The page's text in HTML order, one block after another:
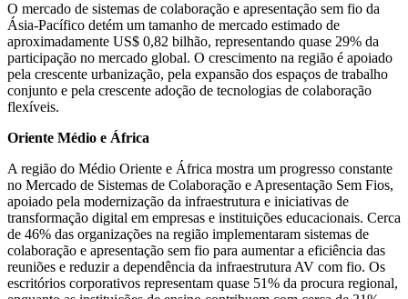
O mercado de sistemas de colaboração e apresentação sem fio da
Ásia-Pacífico detém um tamanho de mercado estimado de
aproximadamente US$ 0,82 bilhão, representando quase 29% da
participação no mercado global. O crescimento na região é apoiado
pela crescente urbanização, pela expansão dos espaços de trabalho
conjunto e pela crescente adoção de tecnologias de colaboração
flexíveis.
Oriente Médio e África
A região do Médio Oriente e África mostra um progresso constante
no Mercado de Sistemas de Colaboração e Apresentação Sem Fios,
apoiado pela modernização da infraestrutura e iniciativas de
transformação digital em empresas e instituições educacionais. Cerca
de 46% das organizações na região implementaram sistemas de
colaboração e apresentação sem fio para aumentar a eficiência das
reuniões e reduzir a dependência da infraestrutura AV com fio. Os
escritórios corporativos representam quase 51% da procura regional,